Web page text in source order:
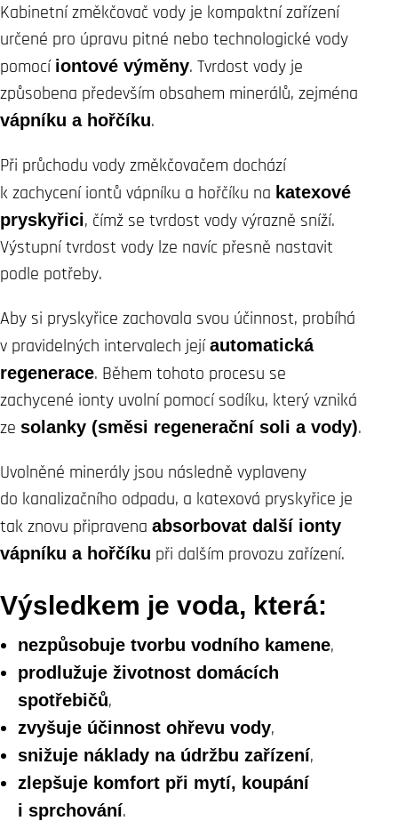
Kabinetní změkčovač vody je kompaktní zařízení
určené pro úpravu pitné nebo technologické vody
pomocí iontové výměny. Tvrdost vody je
způsobena především obsahem minerálů, zejména
vápníku a hořčíku.
Při průchodu vody změkčovačem dochází
k zachycení iontů vápníku a hořčíku na katexové
pryskyřici, čímž se tvrdost vody výrazně sníží.
Výstupní tvrdost vody lze navíc přesně nastavit
podle potřeby.
Aby si pryskyřice zachovala svou účinnost, probíhá
v pravidelných intervalech jejíautomatická
regenerace. Během tohoto procesu se
zachycené ionty uvolní pomocí sodíku, který vzniká
ze solanky (směsi regenerační soli a vody).
Uvolněné minerály jsou následně vyplaveny
do kanalizačního odpadu, a katexová pryskyřice je
tak znovu připravena absorbovat další ionty
vápníku a hořčíku při dalším provozu zařízení.
Výsledkem je voda, která:
nezpůsobuje tvorbu vodního kamene,
prodlužuje životnost domácích
spotřebičů,
zvyšuje účinnost ohřevu vody,
snižuje náklady na údržbu zařízení,
zlepšuje komfort při mytí, koupání
i sprchování.